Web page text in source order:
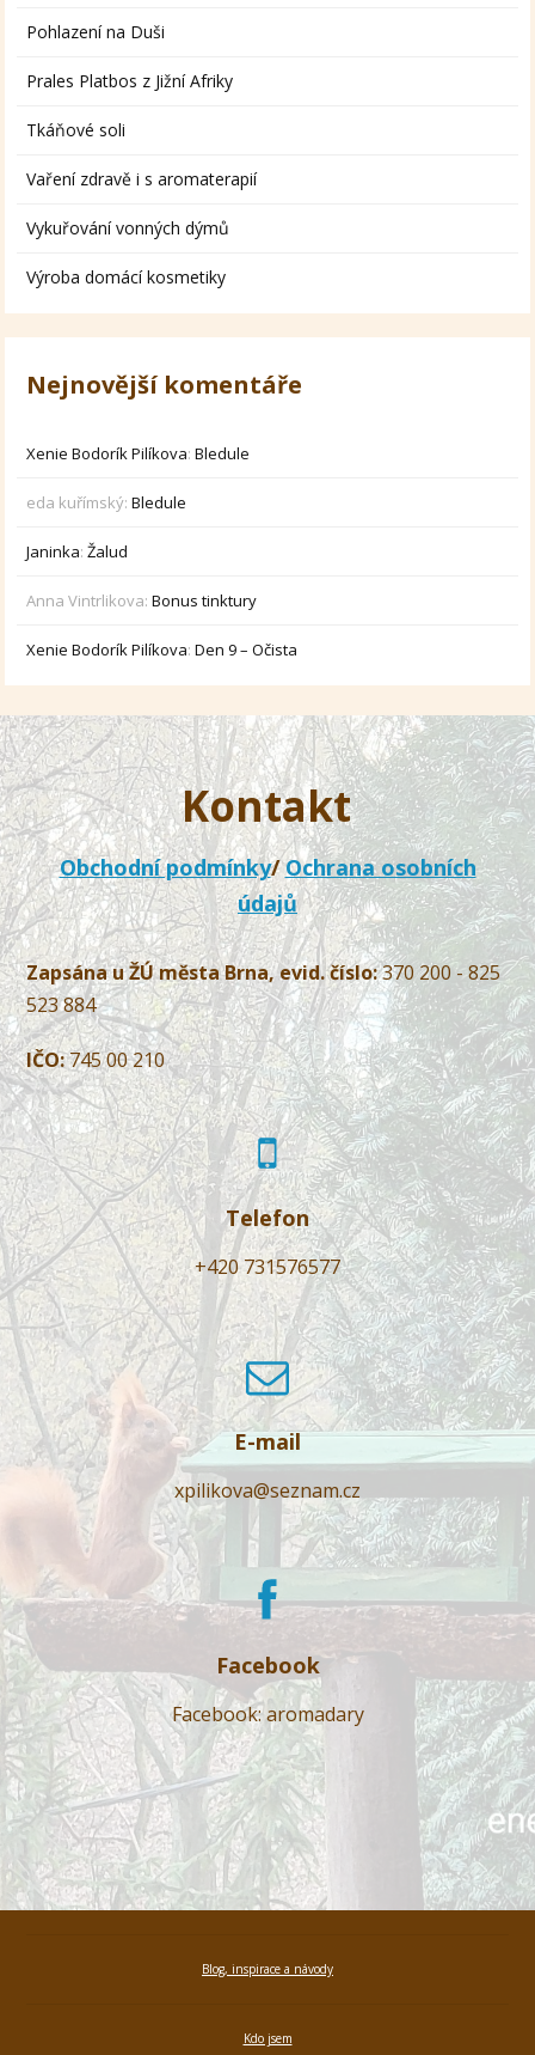
Pohlazení na Duši
Prales Platbos z Jižní Afriky
Tkáňové soli
Vaření zdravě i s aromaterapií
Vykuřování vonných dýmů
Výroba domácí kosmetiky
Nejnovější komentáře
Xenie Bodorík Pilíkova:Bledule
eda kuřímský:Bledule
Janinka:Žalud
Anna Vintrlikova:Bonus tinktury
Xenie Bodorík Pilíkova:Den 9 – Očista
Kontakt
Obchodní podmínky/Ochrana osobních
údajů
Zapsána u ŽÚ města Brna, evid. číslo:370 200 - 825
523 884
IČO:745 00 210
Telefon
+420 731576577
E-mail
xpilikova@seznam.cz
Facebook
Facebook: aromadary
Blog, inspirace a návody
Kdo jsem